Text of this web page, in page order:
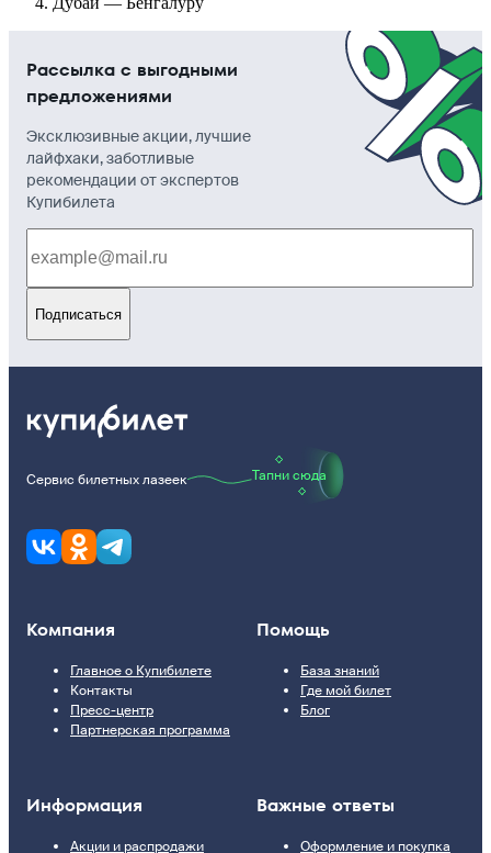
Рассылка с выгодными
предложениями
Эксклюзивные акции, лучшие
лайфхаки, заботливые
рекомендации от экспертов
Купибилета
Подписаться
Сервис билетных лазеек Тапни сюда
Компания
Главное о Купибилете
Контакты
Пресс-центр
Партнерская программа
Помощь
База знаний
Где мой билет
Блог
Информация
Акции и распродажи
Важные ответы
Оформление и покупка